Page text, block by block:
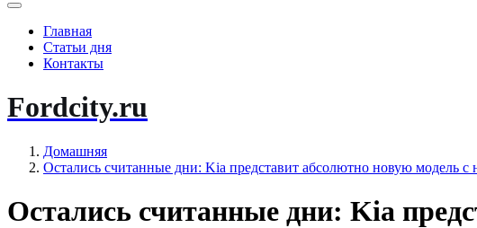
Главная
Статьи дня
Контакты
Fordcity.ru
Домашняя
Остались считанные дни: Kia представит абсолютно новую модель
Остались считанные дни: Kia